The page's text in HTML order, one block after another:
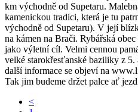
km východně od Supetaru.
kamenickou tradici, která je tu
východně od Supetaru). V její
na kámen na Brači. Rybářská
jako výletní cíl. Velmi cennou
velké starokřesťanské baziliky z 5.
další informace se objeví na
Tak jim budeme držet palce ať
<